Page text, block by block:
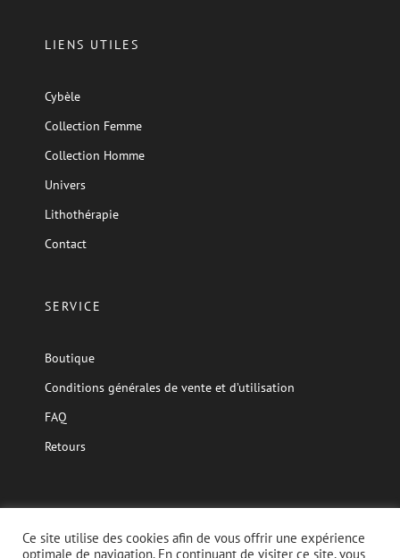
LIENS UTILES
Cybèle
Collection Femme
Collection Homme
Univers
Lithothérapie
Contact
SERVICE
Boutique
Conditions générales de vente et d’utilisation
FAQ
Retours
Ce site utilise des cookies afin de vous offrir une expérience
optimale de navigation. En continuant de visiter ce site, vous